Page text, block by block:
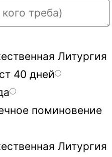
Литургия
40 дней
поминовение
Литургия